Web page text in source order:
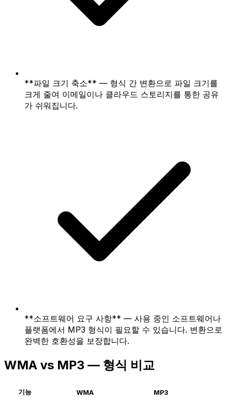
**파일 크기 축소** — 형식 간 변환으로 파일 크기를
크게 줄여 이메일이나 클라우드 스토리지를 통한 공유
가 쉬워집니다.
**소프트웨어 요구 사항** — 사용 중인 소프트웨어나
플랫폼에서 MP3 형식이 필요할 수 있습니다. 변환으로
완벽한 호환성을 보장합니다.
WMA vs MP3 — 형식 비교
기능 WMA MP3